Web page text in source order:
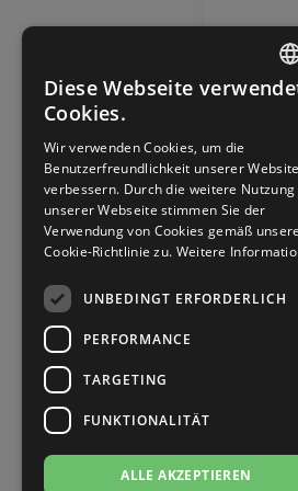
Untergrößen 33-35
Übergrößen 43-44
Flexerinas
Portdance
RayRose
Rummos
Rumpf
SoDanca
Suny
Diese Webseite
Cookies.
Wir verwenden Cookies, um die
Benutzerfreundlichkeit unserer
verbessern. Durch die weitere Nutzung
unserer Webseite stimmen Sie der
Verwendung von Cookies gemäß
Cookie-Richtlinie zu. Weitere
UNBEDINGT ERFORDERLICH
PERFORMANCE
TARGETING
FUNKTIONALITÄT
ALLE AKZEPTIEREN